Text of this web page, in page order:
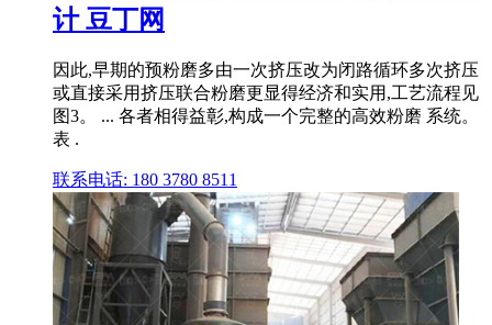
计 豆丁网
因此,早期的预粉磨多由一次挤压改为闭路循环多次挤压
或直接采用挤压联合粉磨更显得经济和实用,工艺流程见
图3。 ... 各者相得益彰,构成一个完整的高效粉磨 系统。
表 .
联系电话: 180 3780 8511